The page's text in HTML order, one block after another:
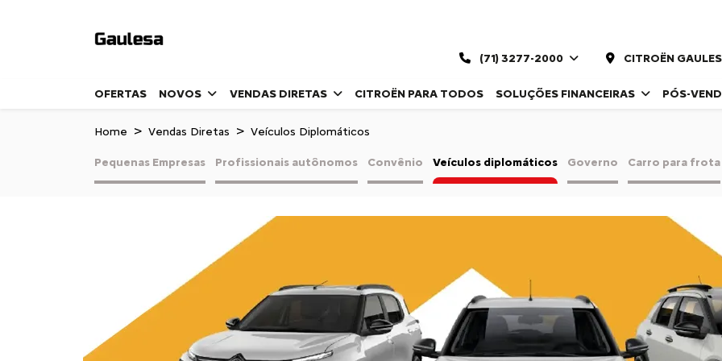
(71) 3277-2000 CITROËN
OFERTAS NOVOS VENDAS DIRETAS CITROËN PARA TODOS SOLUÇÕES FINANCEIRAS PÓS-
Home Vendas Diretas Veículos Diplomáticos
Pequenas Empresas Profissionais autônomos Convênio Veículos diplomáticos Governo Carro para frota